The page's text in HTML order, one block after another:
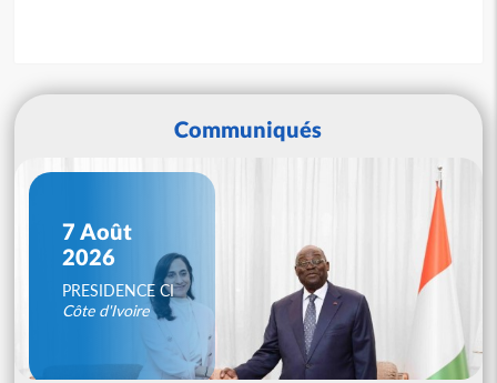
Communiqués
7 Août
2026
PRESIDENCE CI
Côte d'Ivoire